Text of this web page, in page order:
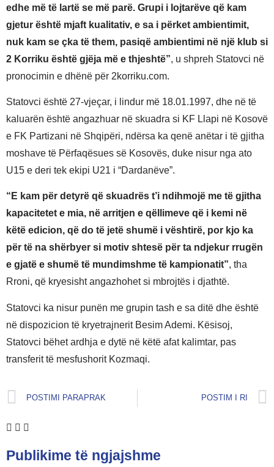
edhe më të lartë se më parë. Grupi i lojtarëve që kam
gjetur është mjaft kualitativ, e sa i përket ambientimit,
nuk kam se çka të them, pasiqë ambientimi në një klub si
2 Korriku është gjëja më e thjeshtë”, u shpreh Statovci në
pronocimin e dhënë për 2korriku.com.
Statovci është 27-vjeçar, i lindur më 18.01.1997, dhe në të
kaluarën është angazhuar në skuadra si KF Llapi në Kosovë
e FK Partizani në Shqipëri, ndërsa ka qenë anëtar i të gjitha
moshave të Përfaqësues së Kosovës, duke nisur nga ato
U15 e deri tek ekipi U21 i “Dardanëve”.
“E kam për detyrë që skuadrës t’i ndihmojë me të gjitha
kapacitetet e mia, në arritjen e qëllimeve që i kemi në
këtë edicion, që do të jetë shumë i vështirë, por kjo ka
për të na shërbyer si motiv shtesë për ta ndjekur rrugën
e gjatë e shumë të mundimshme të kampionatit”, tha
Rroni, që kryesisht angazhohet si mbrojtës i djathtë.
Statovci ka nisur punën me grupin tash e sa ditë dhe është
në dispozicion të kryetrajnerit Besim Ademi. Kësisoj,
Statovci bëhet ardhja e dytë në këtë afat kalimtar, pas
transferit të mesfushorit Kozmaqi.
POSTIMI PARAPRAK POSTIM I RI
Publikime të ngjajshme